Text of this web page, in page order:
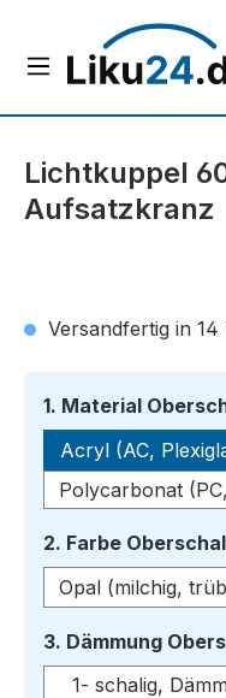
Zum Hauptinhalt
Lichtkuppel
Aufsatzkranz
Versandfertig in
1. Material
Acryl (AC,
Polycarbonat
2. Farbe
Opal (milchig,
3. Dämmung
1- schalig,